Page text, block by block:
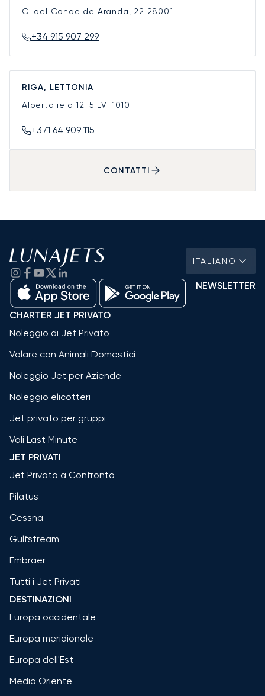
C. del Conde de Aranda, 22 28001
+34 915 907 299
RIGA, LETTONIA
Alberta iela 12-5 LV-1010
+371 64 909 115
CONTATTI
ITALIANO
NEWSLETTER
CHARTER JET PRIVATO
Noleggio di Jet Privato
Volare con Animali Domestici
Noleggio Jet per Aziende
Noleggio elicotteri
Jet privato per gruppi
Voli Last Minute
JET PRIVATI
Jet Privato a Confronto
Pilatus
Cessna
Gulfstream
Embraer
Tutti i Jet Privati
DESTINAZIONI
Europa occidentale
Europa meridionale
Europa dell'Est
Medio Oriente